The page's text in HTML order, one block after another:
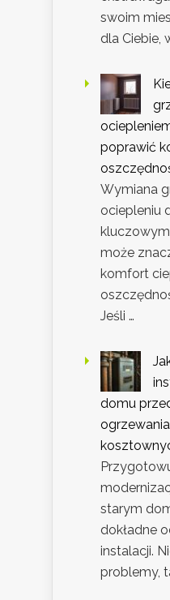
swoim
dla Ciebie,
poprawić
Wymiana
ociepleniu
może
komfort
Jeśli …
domu
starym
dokładne
instalacji.
problemy,